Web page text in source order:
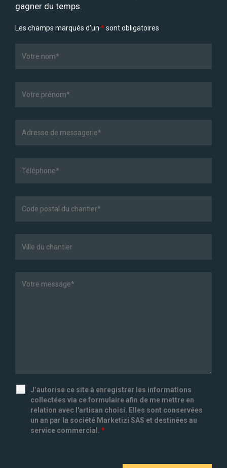
gagner du temps.
Les champs marqués d’un *sont obligatoires
J’autorise ce site à enregistrer les informations
collectées via ce formulaire afin de me mettre en
relation avec l'artisan choisi. Elles sont conservées
un an par la société Marketizi SAS et destinées au
service commercial. *